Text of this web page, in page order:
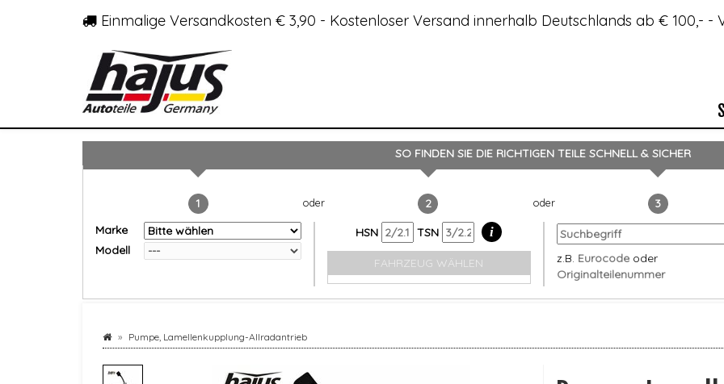
Einmalige Versandkosten € 3,90 - Kostenloser Versand innerhalb Deutschlands ab € 100,- -
SO FINDEN SIE DIE RICHTIGEN TEILE SCHNELL & SICHER
1
Marke
Modell
2
HSN
TSN i
FAHRZEUG WÄHLEN
3
z.B. Eurocode oder
Originalteilenummer
Pumpe, Lamellenkupplung-Allradantrieb